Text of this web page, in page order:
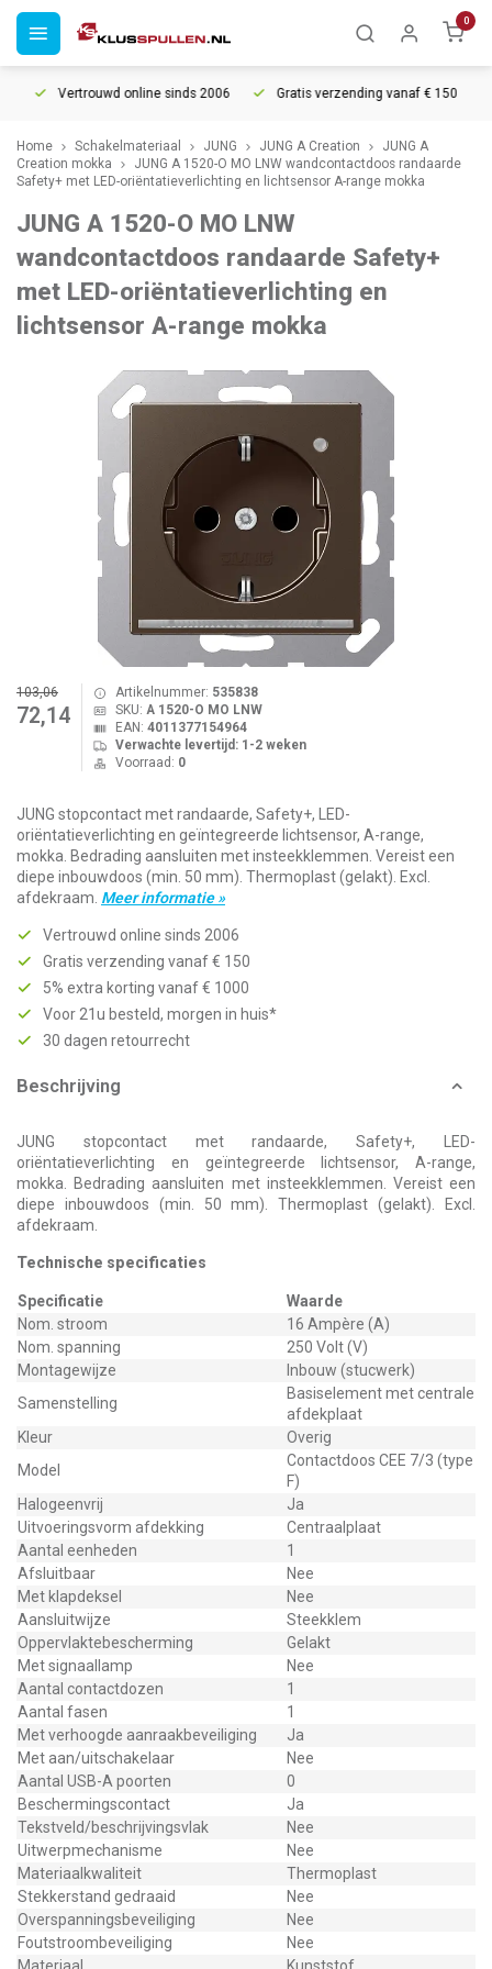
0
Vertrouwd online sinds 2006 Gratis verzending vanaf € 150
Home Schakelmateriaal JUNG JUNG A Creation
JUNG A
Creation mokka
JUNG A 1520-O MO LNW wandcontactdoos randaarde
Safety+ met LED-oriëntatieverlichting en lichtsensor A-range mokka
JUNG A 1520-O MO LNW
wandcontactdoos randaarde Safety+
met LED-oriëntatieverlichting en
lichtsensor A-range mokka
103,06
72,14
Artikelnummer: 535838
SKU: A 1520-O MO LNW
EAN: 4011377154964
Verwachte levertijd: 1-2 weken
Voorraad: 0
JUNG stopcontact met randaarde, Safety+, LED-
oriëntatieverlichting en geïntegreerde lichtsensor, A-range,
mokka. Bedrading aansluiten met insteekklemmen. Vereist een
diepe inbouwdoos (min. 50 mm). Thermoplast (gelakt). Excl.
afdekraam. Meer informatie »
Vertrouwd online sinds 2006
Gratis verzending vanaf € 150
5% extra korting vanaf € 1000
Voor 21u besteld, morgen in huis*
30 dagen retourrecht
Beschrijving
JUNG stopcontact met randaarde, Safety+, LED-
oriëntatieverlichting en geïntegreerde lichtsensor, A-range,
mokka. Bedrading aansluiten met insteekklemmen. Vereist een
diepe inbouwdoos (min. 50 mm). Thermoplast (gelakt). Excl.
afdekraam.
Technische specificaties
Specificatie
Waarde
Nom. stroom
16 Ampère (A)
Nom. spanning
250 Volt (V)
Montagewijze
Inbouw (stucwerk)
Samenstelling
Basiselement met centrale
afdekplaat
Kleur
Overig
Model
Contactdoos CEE 7/3 (type
F)
Halogeenvrij
Ja
Uitvoeringsvorm afdekking
Centraalplaat
Aantal eenheden
1
Afsluitbaar
Nee
Met klapdeksel
Nee
Aansluitwijze
Steekklem
Oppervlaktebescherming
Gelakt
Met signaallamp
Nee
Aantal contactdozen
1
Aantal fasen
1
Met verhoogde aanraakbeveiliging
Ja
Met aan/uitschakelaar
Nee
Aantal USB-A poorten
0
Beschermingscontact
Ja
Tekstveld/beschrijvingsvlak
Nee
Uitwerpmechanisme
Nee
Materiaalkwaliteit
Thermoplast
Stekkerstand gedraaid
Nee
Overspanningsbeveiliging
Nee
Foutstroombeveiliging
Nee